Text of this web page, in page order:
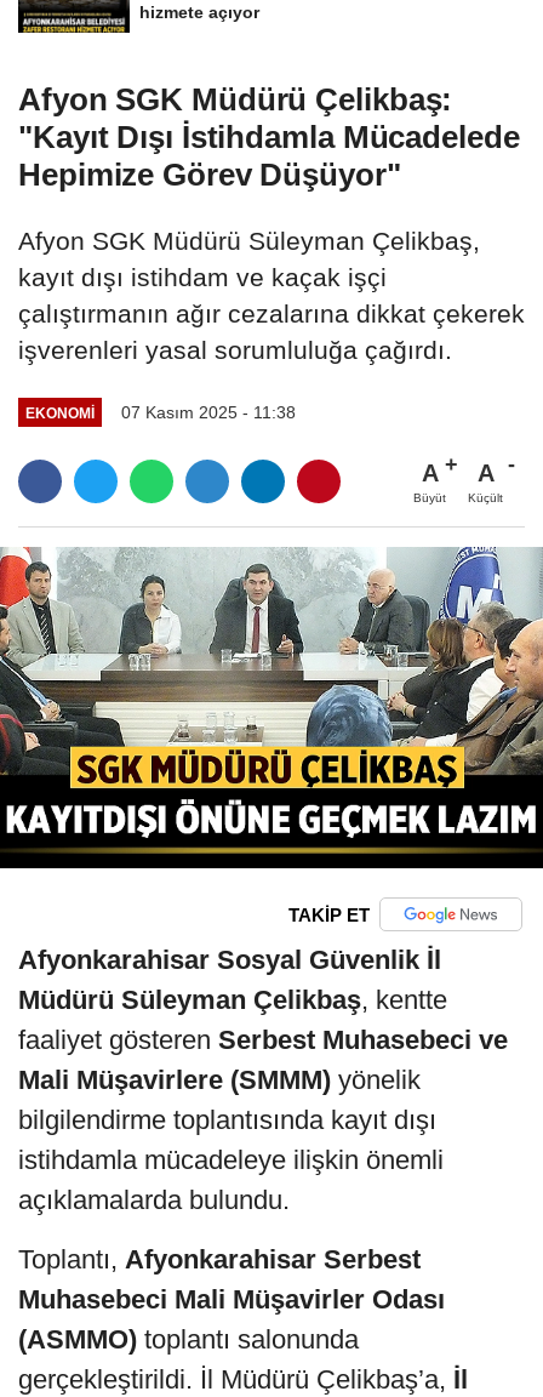
hizmete açıyor
Afyon SGK Müdürü Çelikbaş:
"Kayıt Dışı İstihdamla Mücadelede
Hepimize Görev Düşüyor"
Afyon SGK Müdürü Süleyman Çelikbaş,
kayıt dışı istihdam ve kaçak işçi
çalıştırmanın ağır cezalarına dikkat çekerek
işverenleri yasal sorumluluğa çağırdı.
EKONOMI 07 Kasım 2025 - 11:38
A
Büyüt
A
Küçült
TAKİP ET
Afyonkarahisar Sosyal Güvenlik İl
Müdürü Süleyman Çelikbaş, kentte
faaliyet gösteren Serbest Muhasebeci ve
Mali Müşavirlere (SMMM) yönelik
bilgilendirme toplantısında kayıt dışı
istihdamla mücadeleye ilişkin önemli
açıklamalarda bulundu.
Toplantı, Afyonkarahisar Serbest
Muhasebeci Mali Müşavirler Odası
(ASMMO) toplantı salonunda
gerçekleştirildi. İl Müdürü Çelikbaş’a, İl